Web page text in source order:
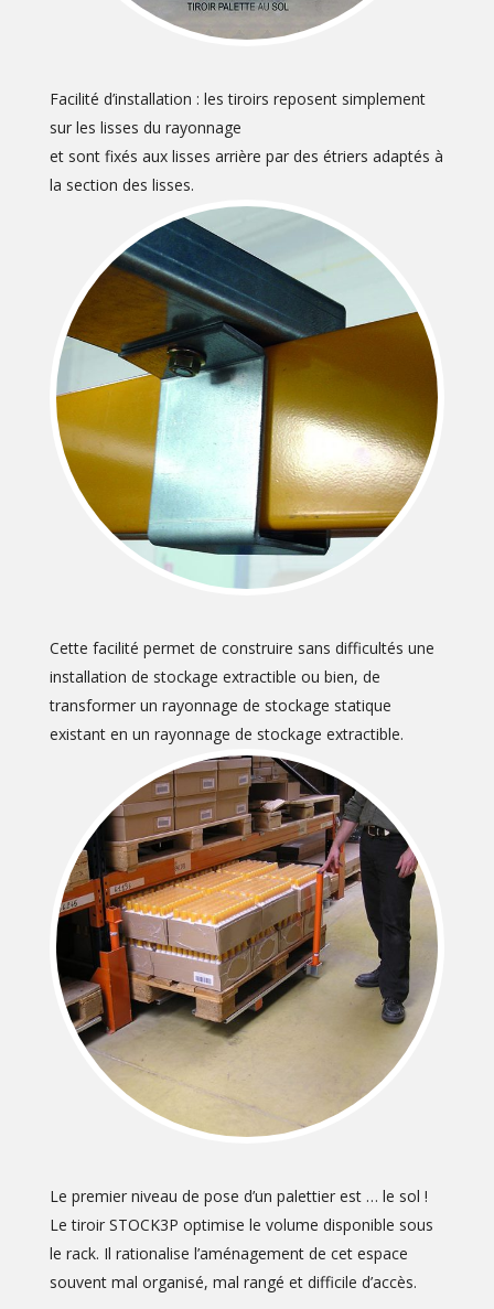
Facilité d’installation : les tiroirs reposent simplement
sur les lisses du rayonnage
et sont fixés aux lisses arrière par des étriers adaptés à
la section des lisses.
Cette facilité permet de construire sans difficultés une
installation de stockage extractible ou bien, de
transformer un rayonnage de stockage statique
existant en un rayonnage de stockage extractible.
Le premier niveau de pose d’un palettier est … le sol !
Le tiroir STOCK3P optimise le volume disponible sous
le rack. Il rationalise l’aménagement de cet espace
souvent mal organisé, mal rangé et difficile d’accès.